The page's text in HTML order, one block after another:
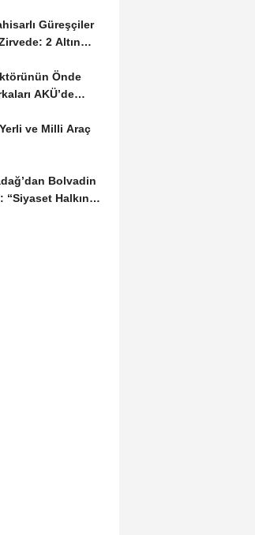
Güreşçiler
2 Altın
Önde
AKÜ’de
ve Milli Araç
Bolvadin
“Siyaset Halkın